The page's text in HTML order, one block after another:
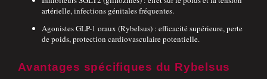
artérielle, infections génitales fréquentes.
Agonistes GLP-1 oraux (Rybelsus) : efficacité supérieure, perte
de poids, protection cardiovasculaire potentielle.
Avantages spécifiques du Rybelsus